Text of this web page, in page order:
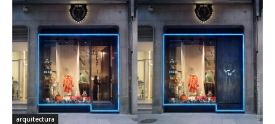
arquitectura